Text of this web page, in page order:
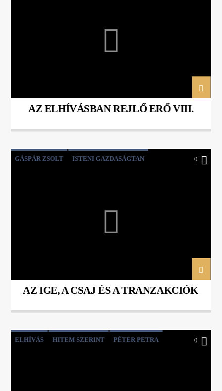
AZ ELHÍVÁSBAN REJLŐ ERŐ VIII.
GÁSPÁR ZSOLT ISTENI GAZDASÁGTAN 0
AZ IGE, A CSAJ ÉS A TRANZAKCIÓK
ELHÍVÁS HITEM SZERINT PÉTER PETRA 0